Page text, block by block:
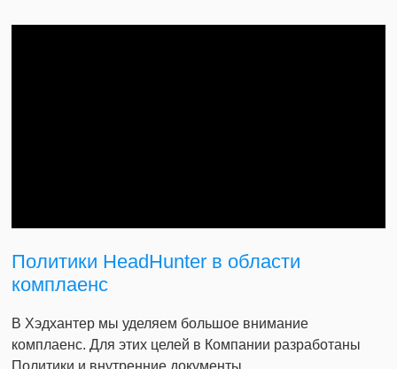
Политики HeadHunter в области
комплаенс
В Хэдхантер мы уделяем большое внимание
комплаенс. Для этих целей в Компании разработаны